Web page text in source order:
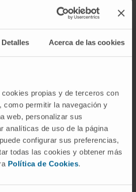
Detalles Acerca de las cookies
propias y de terceros con
como permitir la navegación y
web, personalizar sus
analíticas de uso de la página
configurar sus preferencias,
todas las cookies y obtener más
Política de Cookies.
Habitualmente, también
por vía oral o
lo más específico posible
cultivo del exudado o
por otro lado consiste en
de la mucosa nasal.
estar acompañada de
crónico o no.